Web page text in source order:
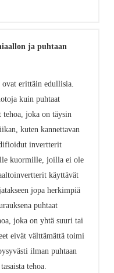
ja puhtaan
erittäin edullisia.
kuin puhtaat
joka on täysin
kuten kannettavan
invertterit
kuormille, joilla ei ole
käyttävät
jopa herkimpiä
puhtaat
joka on yhtä suuri tai
eivät välttämättä toimi
ilman puhtaan
tehoa.